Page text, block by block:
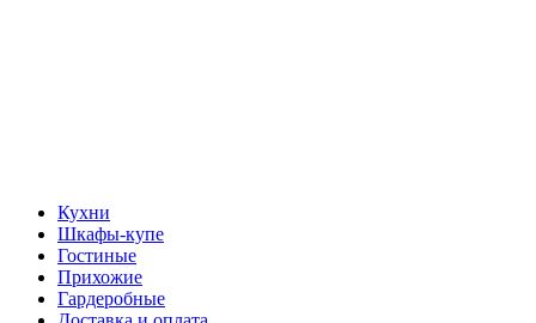
Кухни
Шкафы-купе
Гостиные
Прихожие
Гардеробные